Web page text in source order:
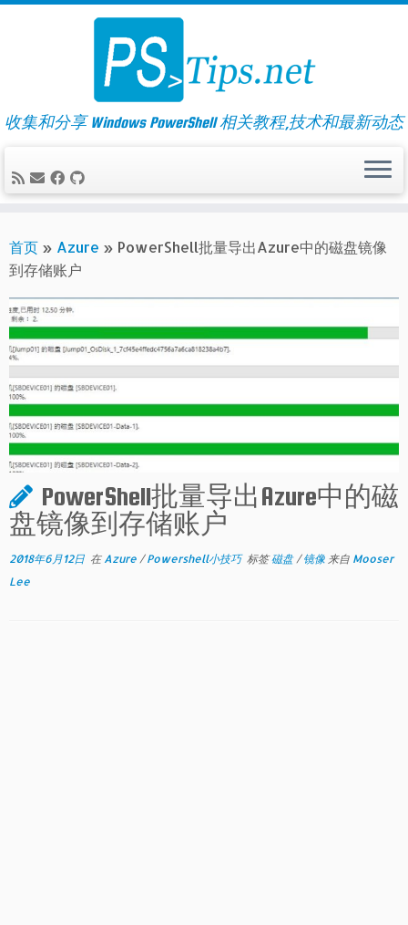
Skip
收集和分享 Windows PowerShell 相关教程,技术和最新动态
首页 » Azure » PowerShell批量导出Azure中的磁盘镜像
到存储账户
PowerShell批量导出Azure中的磁
盘镜像到存储账户
2018年6月12日 在 Azure /Powershell小技巧 标签磁盘/镜像 来自 Mooser
Lee